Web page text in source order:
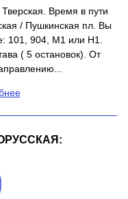
Время в пути
/ Пушкинская пл. Вы
101, 904, М1 или Н1.
( 5 остановок). От